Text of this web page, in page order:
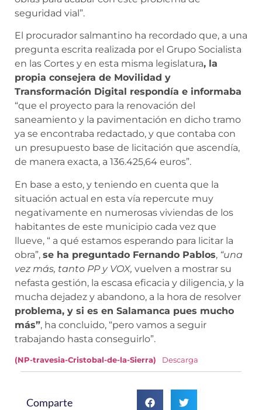
seguridad vial”.
El procurador salmantino ha recordado que, a una
pregunta escrita realizada por el Grupo Socialista
en las Cortes y en esta misma legislatura, la
propia consejera de Movilidad y
Transformación Digital respondía e informaba
“que el proyecto para la renovación del
saneamiento y la pavimentación en dicho tramo
ya se encontraba redactado, y que contaba con
un presupuesto base de licitación que ascendía,
de manera exacta, a 136.425,64 euros”.
En base a esto, y teniendo en cuenta que la
situación actual en esta vía repercute muy
negativamente en numerosas viviendas de los
habitantes de este municipio cada vez que
llueve, “ a qué estamos esperando para licitar la
obra”, se ha preguntado Fernando Pablos, “una
vez más, tanto PP y VOX, vuelven a mostrar su
nefasta gestión, la escasa eficacia y diligencia, y la
mucha dejadez y abandono, a la hora de resolver
problema, y si es en Salamanca pues mucho
más”, ha concluido, “pero vamos a seguir
trabajando hasta conseguirlo”.
(NP-travesia-Cristobal-de-la-Sierra) Descarga
Comparte